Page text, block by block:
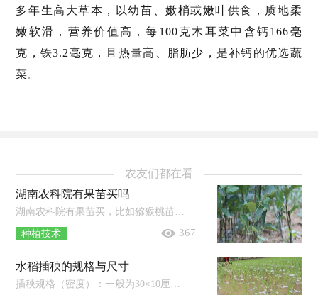
多年生高大草本，以幼苗、嫩梢或嫩叶供食，质地柔
嫩软滑，营养价值高，每100克木耳菜中含钙166毫
克，铁3.2毫克，且热量高、脂肪少，是补钙的优选蔬
菜。
农友们都在看
湖南农科院有果苗买吗
湖南农科院有果苗买，比如猕猴桃苗等树苗。果苗即为果树的幼苗，一般是经过人工培育而成的，其种类极多，培育地在全国各地均有分布，比如广...
种植技术 367
水稻插秧的规格与尺寸
插秧规格（密度）：一般为30×10厘米（10-12厘米），每平方米可插秧25-33穴，每穴可插5-7株秧苗，基本苗数一般为125-200株/平方米。插秧尺寸（距离）：...